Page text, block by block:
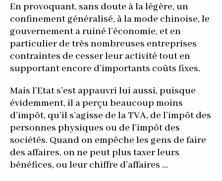
En provoquant, sans doute à la légère, un
confinement généralisé, à la mode chinoise, le
gouvernement a ruiné l’économie, et en
particulier de très nombreuses entreprises
contraintes de cesser leur activité tout en
supportant encore d’importants coûts fixes.
Mais l’Etat s’est appauvri lui aussi, puisque
évidemment, il a perçu beaucoup moins
d’impôt, qu’il s’agisse de la TVA, de l’impôt des
personnes physiques ou de l’impôt des
sociétés. Quand on empêche les gens de faire
des affaires, on ne peut plus taxer leurs
bénéfices, ou leur chiffre d’affaires …